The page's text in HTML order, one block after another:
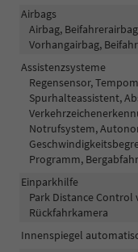
Airbags
Airbag,
Vorhangairbag,
Assistenzsysteme
Regensensor,
Spurhalteassistent,
Notrufsystem,
Programm,
Einparkhilfe
Park Distance
Rückfahrkamera
Innenspiegel